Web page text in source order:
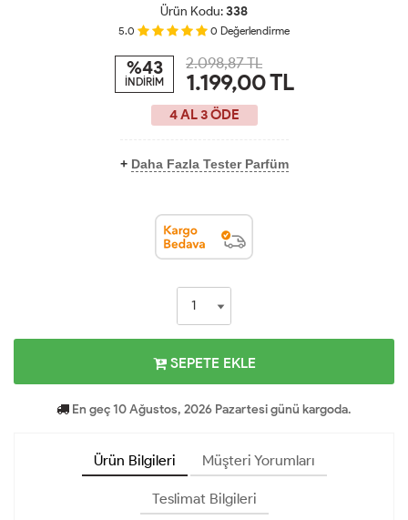
Ürün Kodu:338
5.0 0 Değerlendirme
%43
İNDİRİM
2.098,87 TL
1.199,00TL
4 AL 3 ÖDE
+ Daha Fazla Tester Parfüm
SEPETE EKLE
En geç 10 Ağustos, 2026 Pazartesi günü kargoda.
Ürün Bilgileri Müşteri Yorumları
Teslimat Bilgileri